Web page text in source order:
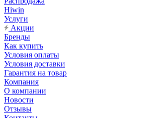
Hiwin
Услуги
Акции
Бренды
Как купить
Условия оплаты
Условия доставки
Гарантия на товар
Компания
О компании
Новости
Отзывы